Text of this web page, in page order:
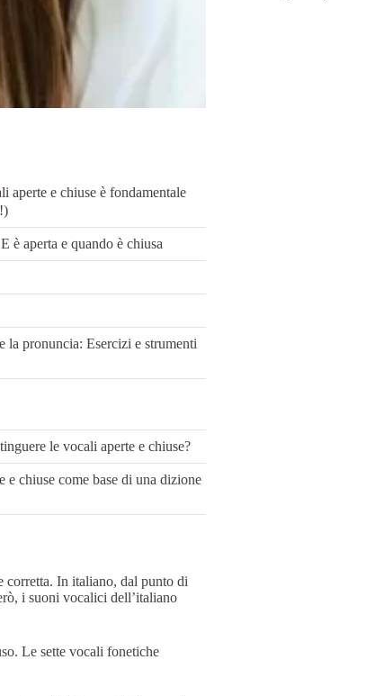
aperte e chiuse è fondamentale
è aperta e quando è chiusa
la pronuncia: Esercizi e strumenti
le vocali aperte e chiuse?
e chiuse come base di una dizione
corretta. In italiano, dal punto di
i suoni vocalici dell’italiano
Le sette vocali fonetiche